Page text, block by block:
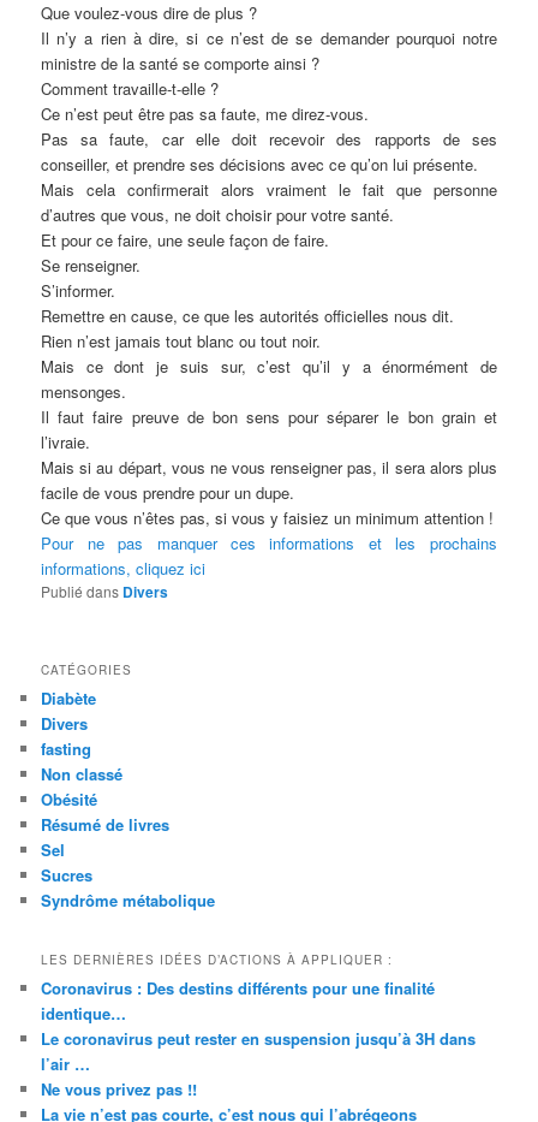
Que voulez-vous dire de plus ?
Il n’y a rien à dire, si ce n’est de se demander pourquoi notre
ministre de la santé se comporte ainsi ?
Comment travaille-t-elle ?
Ce n’est peut être pas sa faute, me direz-vous.
Pas sa faute, car elle doit recevoir des rapports de ses
conseiller, et prendre ses décisions avec ce qu’on lui présente.
Mais cela confirmerait alors vraiment le fait que personne
d’autres que vous, ne doit choisir pour votre santé.
Et pour ce faire, une seule façon de faire.
Se renseigner.
S’informer.
Remettre en cause, ce que les autorités officielles nous dit.
Rien n’est jamais tout blanc ou tout noir.
Mais ce dont je suis sur, c’est qu’il y a énormément de
mensonges.
Il faut faire preuve de bon sens pour séparer le bon grain et
l’ivraie.
Mais si au départ, vous ne vous renseigner pas, il sera alors plus
facile de vous prendre pour un dupe.
Ce que vous n’êtes pas, si vous y faisiez un minimum attention !
Pour ne pas manquer ces informations et les prochains
informations, cliquez ici
Publié dans Divers
CATÉGORIES
Diabète
Divers
fasting
Non classé
Obésité
Résumé de livres
Sel
Sucres
Syndrôme métabolique
LES DERNIÈRES IDÉES D’ACTIONS À APPLIQUER :
Coronavirus : Des destins différents pour une finalité
identique…
Le coronavirus peut rester en suspension jusqu’à 3H dans
l’air …
Ne vous privez pas !!
La vie n’est pas courte, c’est nous qui l’abrégeons